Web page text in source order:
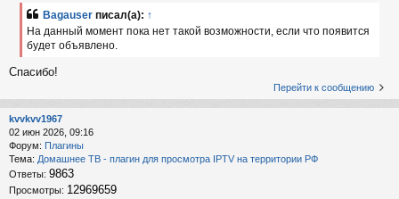
Bagauser писал(а): ↑
На данный момент пока нет такой возможности, если что появится
будет объявлено.
Спасибо!
Перейти к сообщению
kvvkvv1967
02 июн 2026, 09:16
Форум: Плагины
Тема: Домашнее ТВ - плагин для просмотра IPTV на территории РФ
Ответы: 9863
Просмотры: 12969659